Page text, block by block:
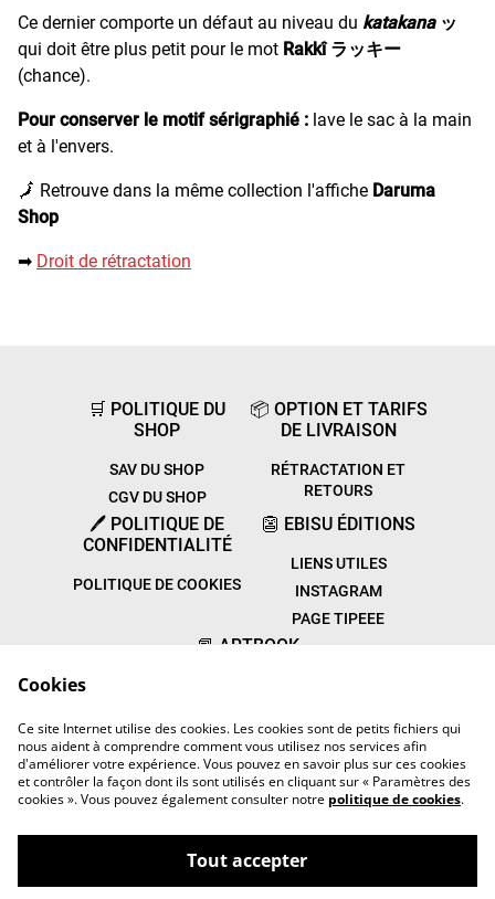
Ce dernier comporte un défaut au niveau du katakana ッ
qui doit être plus petit pour le mot Rakkî ラッキー
(chance).
Pour conserver le motif sérigraphié : lave le sac à la main
et à l'envers.
🗾 Retrouve dans la même collection l'affiche Daruma
Shop
➡︎ Droit de rétractation
🛒 POLITIQUE DU
SHOP
SAV DU SHOP
CGV DU SHOP
📦 OPTION ET TARIFS
DE LIVRAISON
RÉTRACTATION ET
RETOURS
🖊️ POLITIQUE DE
CONFIDENTIALITÉ
POLITIQUE DE COOKIES
👺 EBISU ÉDITIONS
LIENS UTILES
INSTAGRAM
PAGE TIPEEE
📕 ARTBOOK
TON AVIS
©2026Ebisu Éditions Shop
Cookies
Ce site Internet utilise des cookies. Les cookies sont de petits fichiers qui
nous aident à comprendre comment vous utilisez nos services afin
d'améliorer votre expérience. Vous pouvez en savoir plus sur ces cookies
et contrôler la façon dont ils sont utilisés en cliquant sur « Paramètres des
cookies ». Vous pouvez également consulter notre politique de cookies.
Tout accepter